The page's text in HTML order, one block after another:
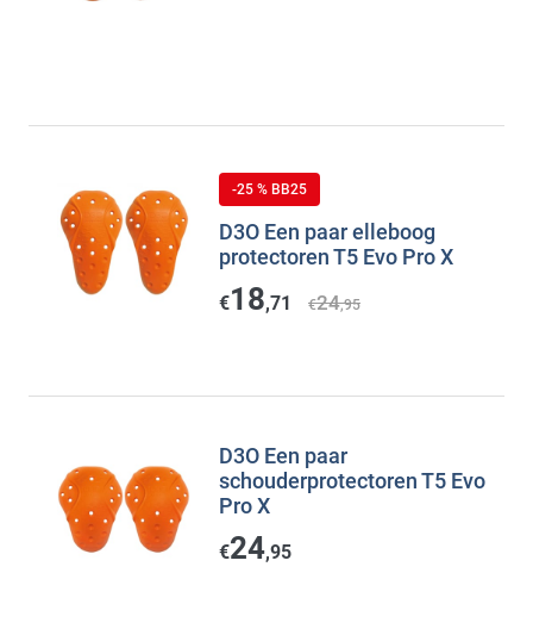
-25 % BB25
D3O Een paar elleboog
protectoren T5 Evo Pro X
€18,71 €24,95
D3O Een paar
schouderprotectoren T5 Evo
Pro X
€24,95